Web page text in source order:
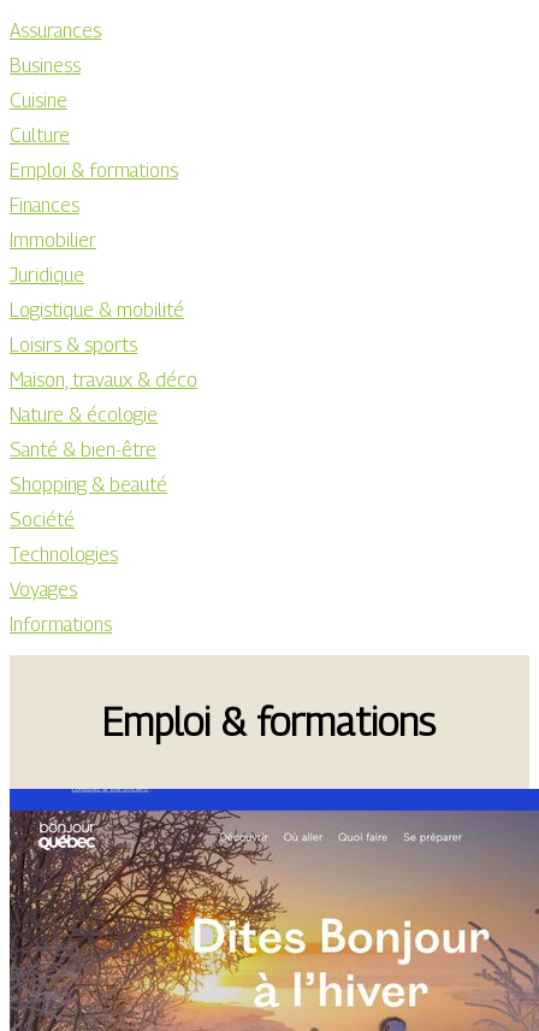
Assurances
Business
Cuisine
Culture
Emploi & formations
Finances
Immobilier
Juridique
Logistique & mobilité
Loisirs & sports
Maison, travaux & déco
Nature & écologie
Santé & bien-être
Shopping & beauté
Société
Technologies
Voyages
Informations
Emploi & formations